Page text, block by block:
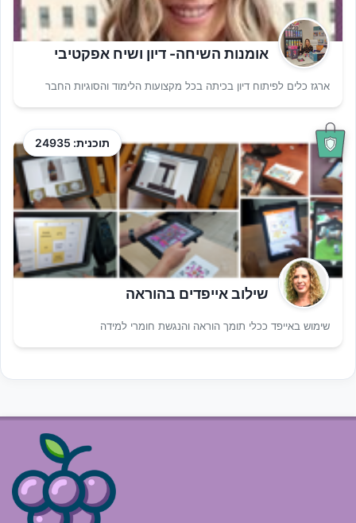
אומנות השיחה- דיון ושיח אפקטיבי
ארגז כלים לפיתוח דיון בכיתה בכל מקצועות הלימוד והסוגיות החבר
תוכנית: 24935
שילוב אייפדים בהוראה
שימוש באייפד ככלי תומך הוראה והנגשת חומרי למידה